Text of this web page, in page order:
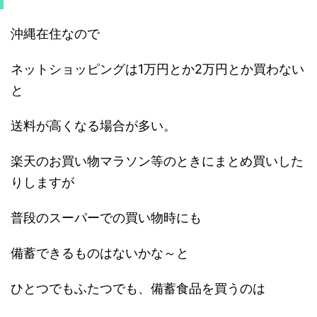
沖縄在住なので
ネットショッピングは1万円とか2万円とか買わない
と
送料が高くなる場合が多い。
楽天のお買い物マラソン等のときにまとめ買いした
りしますが
普段のスーパーでの買い物時にも
備蓄できるものはないかな～と
ひとつでもふたつでも、備蓄食品を買うのは